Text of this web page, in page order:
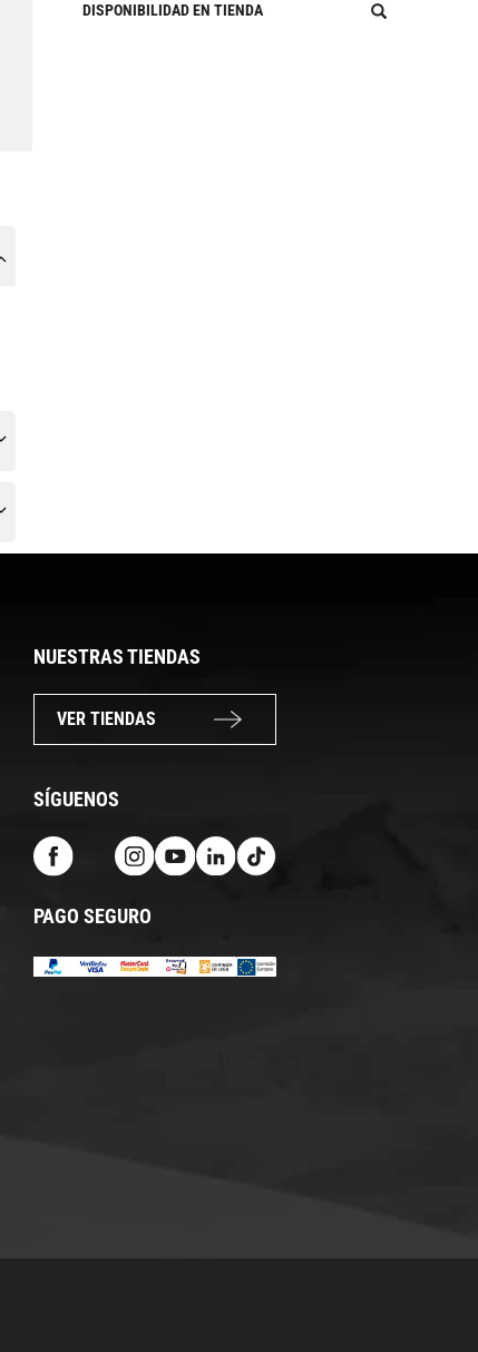
DISPONIBILIDAD EN TIENDA
NUESTRAS TIENDAS
VER TIENDAS
SÍGUENOS
PAGO SEGURO